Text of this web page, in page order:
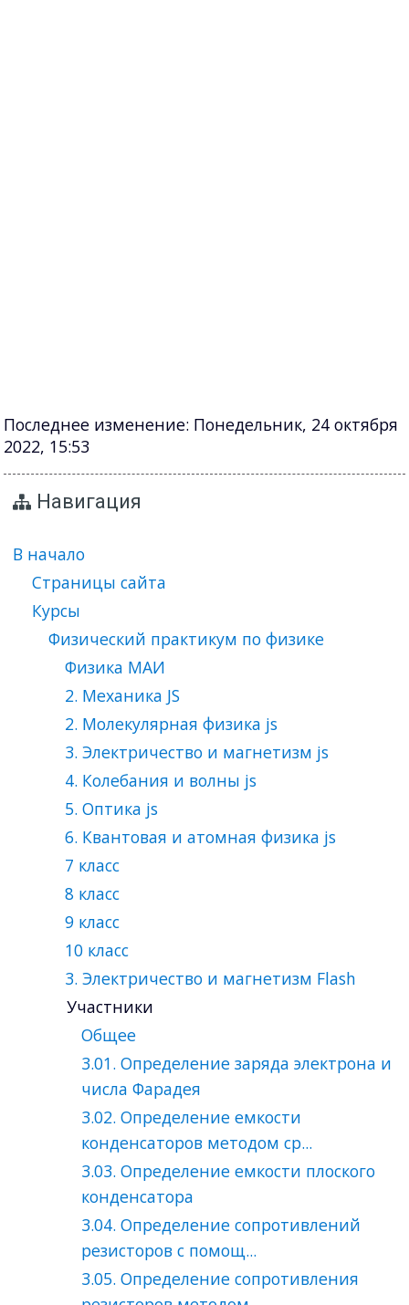
Последнее изменение: Понедельник, 24 октября
2022, 15:53
Навигация
В начало
Страницы сайта
Курсы
Физический практикум по физике
Физика МАИ
2. Механика JS
2. Молекулярная физика js
3. Электричество и магнетизм js
4. Колебания и волны js
5. Оптика js
6. Квантовая и атомная физика js
7 класс
8 класс
9 класс
10 класс
3. Электричество и магнетизм Flash
Участники
Общее
3.01. Определение заряда электрона и
числа Фарадея
3.02. Определение емкости
конденсаторов методом ср...
3.03. Определение емкости плоского
конденсатора
3.04. Определение сопротивлений
резисторов с помощ...
3.05. Определение сопротивления